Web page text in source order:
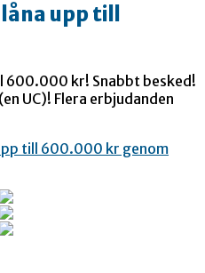
upp till
600.000 kr! Snabbt besked!
UC)! Flera erbjudanden